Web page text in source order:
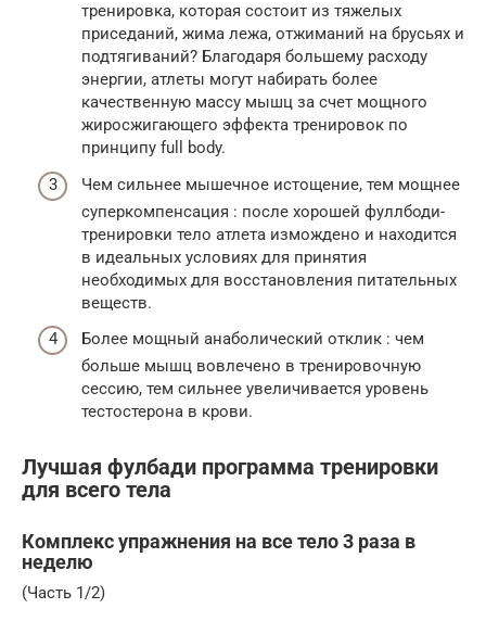
тренировка, которая состоит из тяжелых
приседаний, жима лежа, отжиманий на брусьях и
подтягиваний? Благодаря большему расходу
энергии, атлеты могут набирать более
качественную массу мышц за счет мощного
жиросжигающего эффекта тренировок по
принципу full body.
Чем сильнее мышечное истощение, тем мощнее
суперкомпенсация : после хорошей фуллбоди-
тренировки тело атлета измождено и находится
в идеальных условиях для принятия
необходимых для восстановления питательных
веществ.
Более мощный анаболический отклик : чем
больше мышц вовлечено в тренировочную
сессию, тем сильнее увеличивается уровень
тестостерона в крови.
Лучшая фулбади программа тренировки
для всего тела
Комплекс упражнения на все тело 3 раза в
неделю
(Часть 1/2)